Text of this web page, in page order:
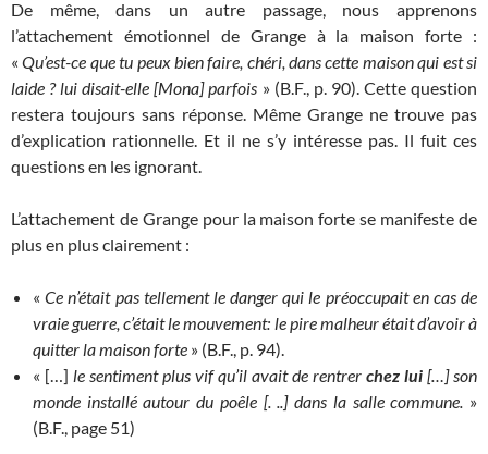
De même, dans un autre passage, nous apprenons
l’attachement émotionnel de Grange à la maison forte :
«Qu’est-ce que tu peux bien faire, chéri, dans cette maison qui est si
laide ? lui disait-elle [Mona] parfois » (B.F., p. 90). Cette question
restera toujours sans réponse. Même Grange ne trouve pas
d’explication rationnelle. Et il ne s’y intéresse pas. Il fuit ces
questions en les ignorant.
L’attachement de Grange pour la maison forte se manifeste de
plus en plus clairement :
«Ce n’était pas tellement le danger qui le préoccupait en cas de
vraie guerre, c’était le mouvement: le pire malheur était d’avoir à
quitter la maison forte » (B.F., p. 94).
« […] le sentiment plus vif qu’il avait de rentrer chez lui […] son
monde installé autour du poêle [. ..] dans la salle commune. »
(B.F., page 51)